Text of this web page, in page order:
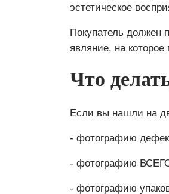
эстетическое
Покупатель должен
являние, на
Что
Если вы нашли на
- фотографию
- фотографию
- фотографию